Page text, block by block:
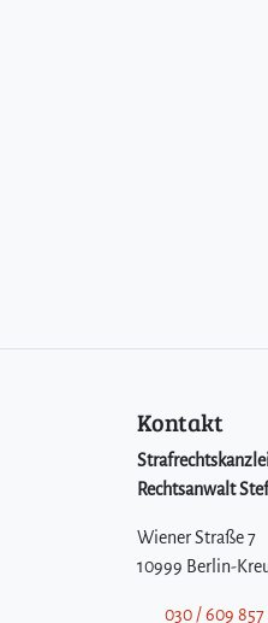
Kontakt
Rechtsanwalt
Wiener Straße 7
10999 Berlin-
030 / 609 857